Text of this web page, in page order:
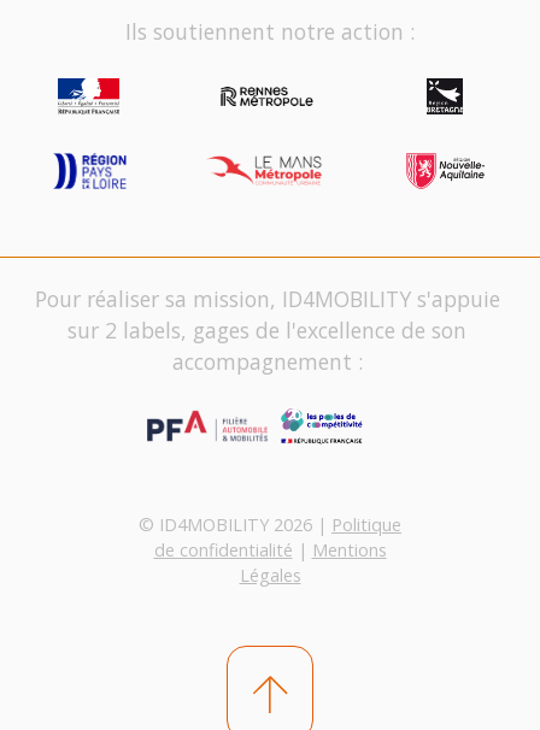
Ils soutiennent notre action :
Pour réaliser sa mission, ID4MOBILITY s'appuie
sur 2 labels, gages de l'excellence de son
accompagnement :
© ID4MOBILITY 2026 | Politique
de confidentialité | Mentions
Légales